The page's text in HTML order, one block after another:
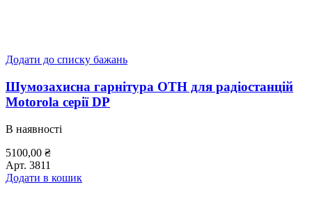
Додати до списку бажань
Шумозахисна гарнітура OTH для радіостанцій
Motorola серії DР
В наявності
5100,00 ₴
Арт. 3811
Додати в кошик